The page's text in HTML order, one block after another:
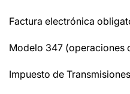
Factura electrónica
Modelo 347 (operaciones
Impuesto de